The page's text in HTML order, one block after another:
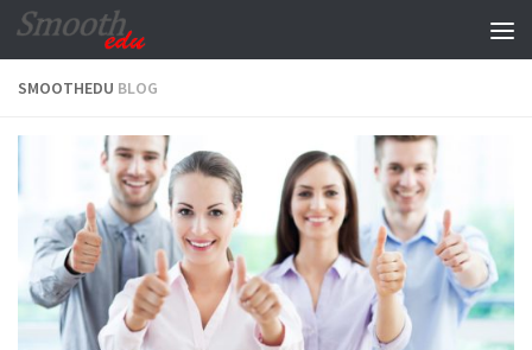
Skip to content
SMOOTHEDU BLOG